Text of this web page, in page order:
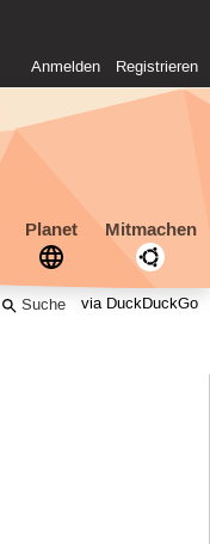
Anmelden Registrieren
Planet Mitmachen
via DuckDuckGo